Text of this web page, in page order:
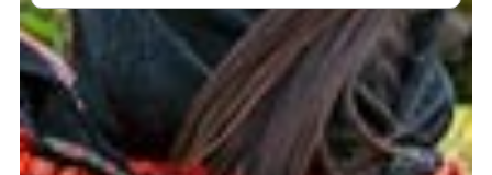
Trang chủ
Tin tức – Sự kiện
Chính sách